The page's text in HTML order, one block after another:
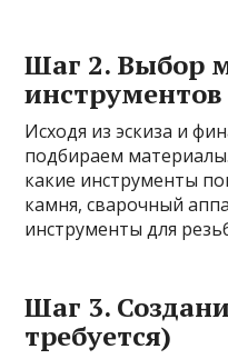
Шаг 2. Выбор
инструментов
Исходя из эскиза и
подбираем
какие инструменты
камня, сварочный
инструменты для
Шаг 3.
требуется)